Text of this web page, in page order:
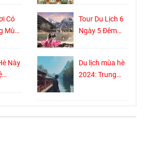
Có
Mùa
Thôn
Tour Du Lịch 6
Ngày 5 Đêm
Hành Trình Đầy
Kỳ Thú Không
Này
Du lịch mùa hè
2024: Trung